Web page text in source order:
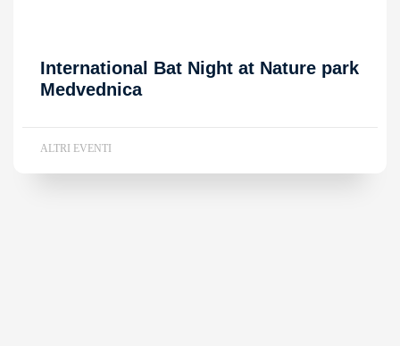
International Bat Night at Nature park
Medvednica
ALTRI EVENTI